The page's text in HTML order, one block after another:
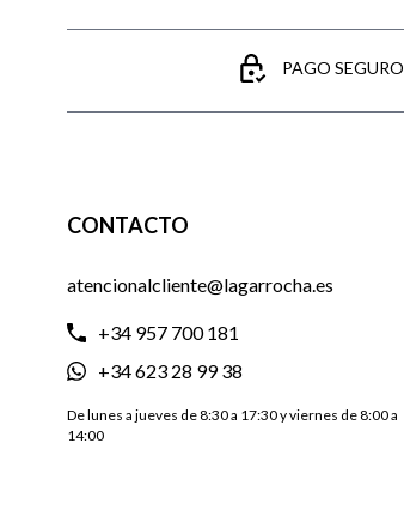
PAGO SEGURO
CONTACTO
atencionalcliente@lagarrocha.es
+34 957 700 181
+34 623 28 99 38
De lunes a jueves de 8:30 a 17:30 y viernes de 8:00 a
14:00